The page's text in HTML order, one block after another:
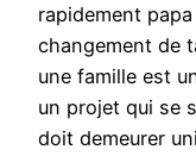
rapidement
changement de
une famille est
un projet qui se
doit demeurer